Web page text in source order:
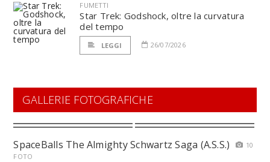
FUMETTI
Star Trek: Godshock, oltre la curvatura
del tempo
LEGGI 26/07/2026
GALLERIE FOTOGRAFICHE
SpaceBalls The Almighty Schwartz Saga (A.S.S.)
10
FOTO